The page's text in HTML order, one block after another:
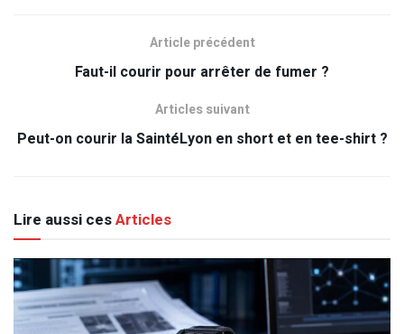
Article précédent
Faut-il courir pour arrêter de fumer ?
Articles suivant
Peut-on courir la SaintéLyon en short et en tee-shirt ?
Lire aussi cesArticles